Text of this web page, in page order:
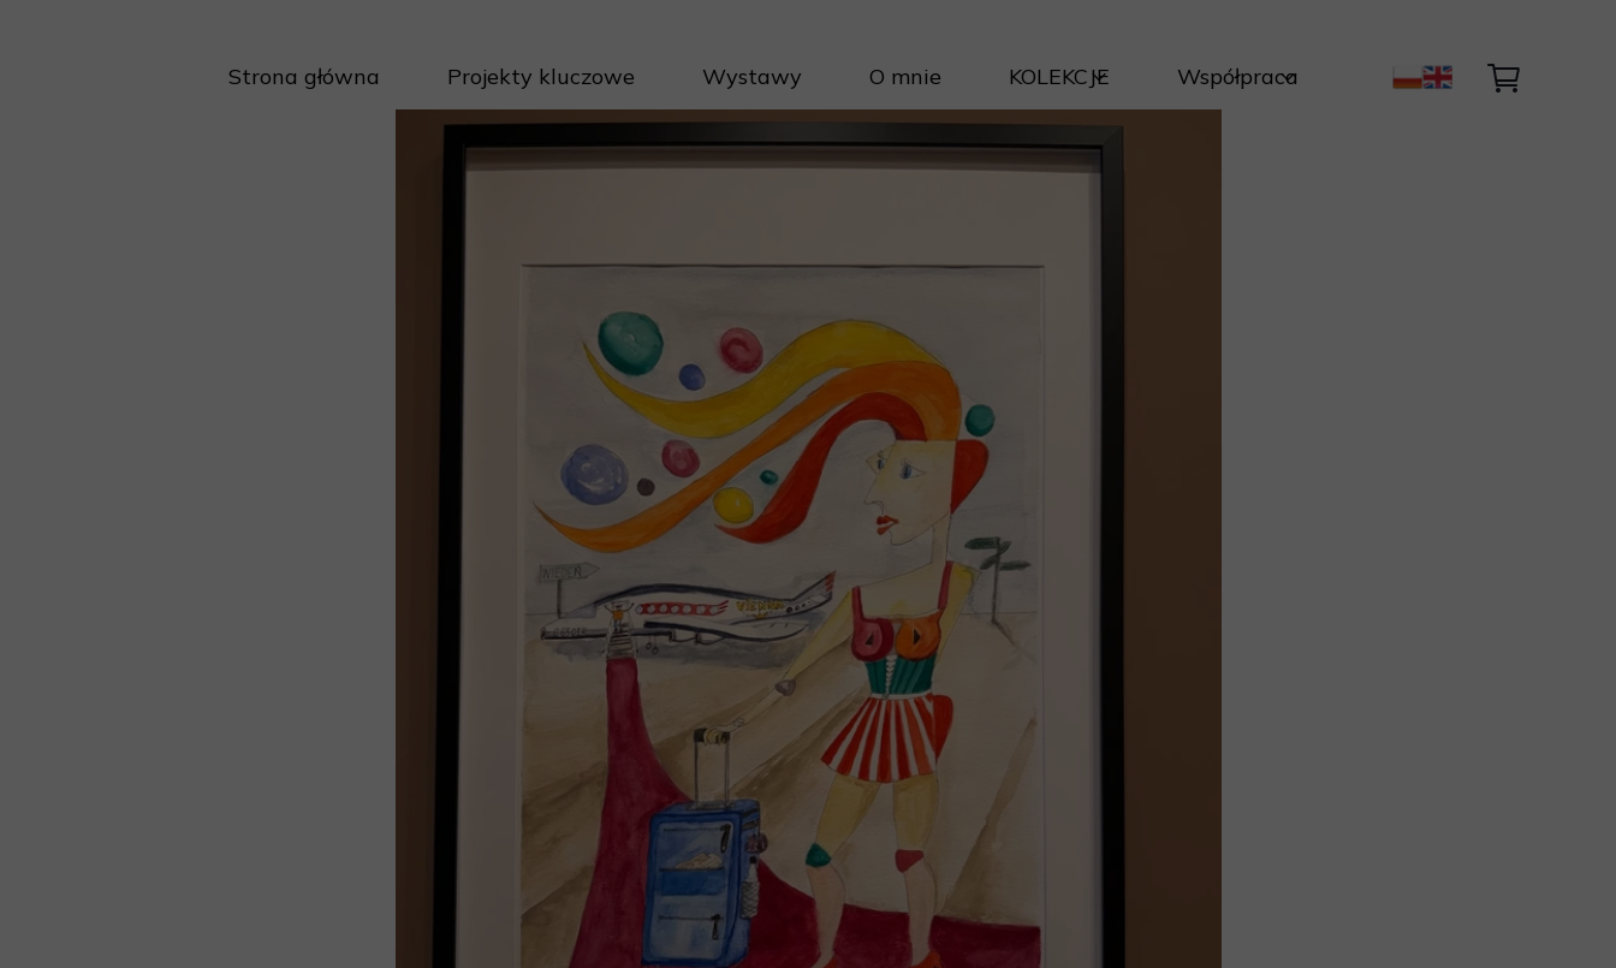
Strona główna Projekty kluczowe Wystawy O mnie
KOLEKCJE
Projekty Autorskie
Cykle Światła i Natury
Inwestycja
Współpraca
Kontakt